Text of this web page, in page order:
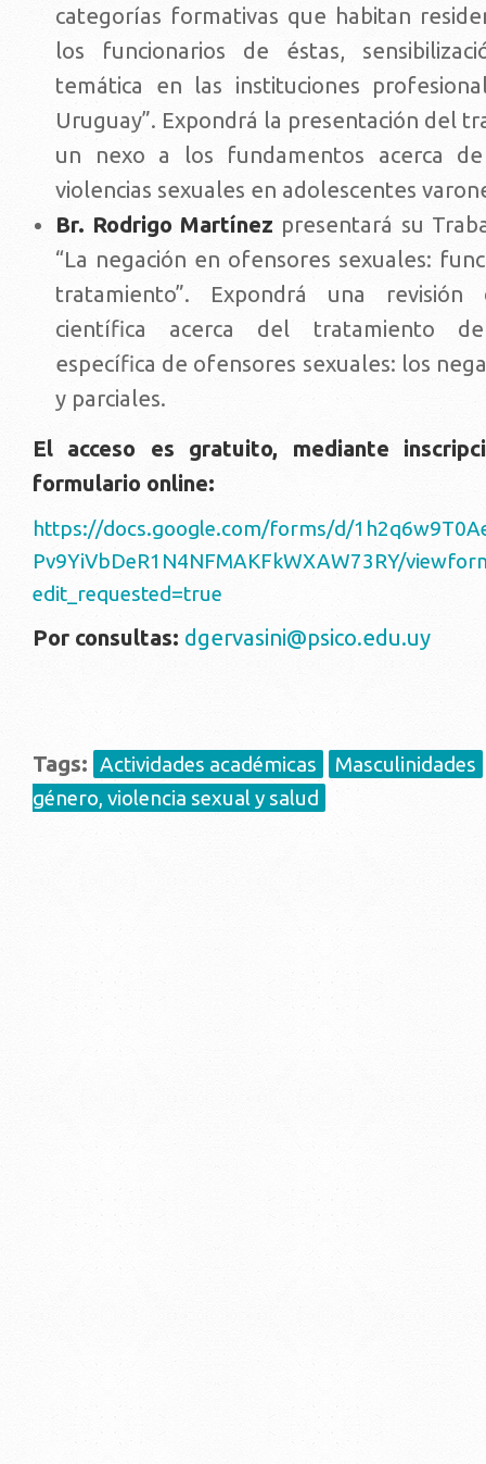
categorías formativas que habitan
los funcionarios de éstas,
temática en las instituciones
Uruguay”. Expondrá la presentación del
un nexo a los fundamentos acerca
violencias sexuales en adolescentes
Br. Rodrigo Martínez presentará su
“La negación en ofensores sexuales:
tratamiento”. Expondrá una
científica acerca del tratamiento
específica de ofensores sexuales: los
y parciales.
El acceso es gratuito, mediante
formulario online:
https://docs.google.com/forms/d/
Pv9YiVbDeR1N4NFMAKFkWXAW73RY/
edit_requested=true
Por consultas: dgervasini@psico.edu.uy
Tags: Actividades académicas
Masculinidades
género, violencia sexual y salud